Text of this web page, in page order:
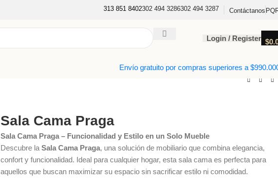
313 851 8402302 494 3286302 494 3287 Contáctanos
Login / Register $
Envío gratuito por compras superiores a
Sala Cama Praga
Sala Cama Praga – Funcionalidad y Estilo en un Solo Mueble
Descubre laSala Cama Praga, una solución de mobiliario que combina elegancia,
confort y funcionalidad. Ideal para cualquier hogar, esta sala cama es perfecta para
aquellos que buscan maximizar su espacio sin sacrificar estilo ni comodidad.